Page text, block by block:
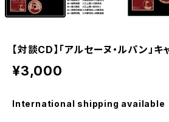
【対談CD】「アルセーヌ・ルパン」
¥3,000
International shipping available